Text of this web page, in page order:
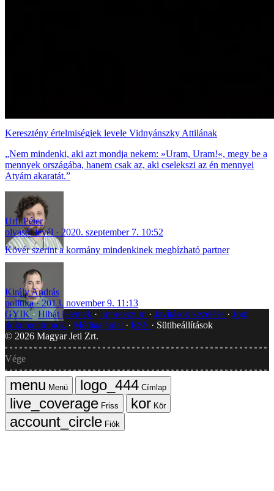
Keresztény értelmiségiek levele Vidnyánszky Attilának
„Nem mindenki, aki azt mondja nekem: »Uram, Uram!«, megy be a
mennyek országába, hanem csak az, aki cselekszi az én mennyei
Atyám akaratát.”
Urfi Péter
olvasói levél
2020. szeptember 7. 10:52
Kövér szerint a kormány mindenkinek megbízható partner
Király András
politika
2013. november 9. 11:13
GYIK Hibát jelentek Impresszum Javítások kezelése
Jogi
dokumentumok
Médiaajánlat RSS
Sütibeállítások
© 2026 Magyar Jeti Zrt.
Vége
Menü
Címlap
Friss
Kör
Fiók